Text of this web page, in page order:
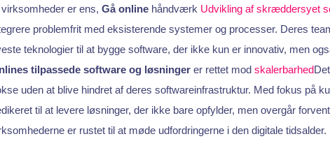
er ens, Gå onlinehåndværk Udvikling af skræddersyet
problemfrit med eksisterende systemer og processer. Deres
teknologier til at bygge software, der ikke kun er innovativ, men
tilpassede software og løsningerer rettet mod skalerbarhed
uden at blive hindret af deres softwareinfrastruktur. Med fokus på
til at levere løsninger, der ikke bare opfylder, men overgår
er rustet til at møde udfordringerne i den digitale tidsalder.